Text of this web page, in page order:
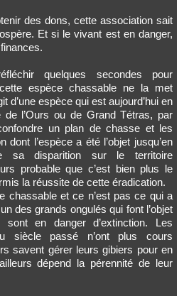
des dons, cette association sait
Et si le vivant est en danger,
quelques secondes pour
espèce chassable ne la met
d’une espèce qui est aujourd’hui en
de l’Ours ou de Grand Tétras, par
un plan de chasse et les
dont l’espèce a été l’objet jusqu’en
sa disparition sur le territoire
probable que c’est bien plus le
la réussite de cette éradication.
chassable et ce n’est pas ce qui a
des grands ongulés qui font l’objet
en danger d’extinction. Les
siècle passé n’ont plus cours
savent gérer leurs gibiers pour en
dépend la pérennité de leur